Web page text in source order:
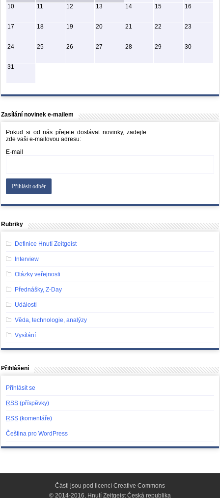
10 11 12 13 14 15 16
17 18 19 20 21 22 23
24 25 26 27 28 29 30
31
Zasílání novinek e-mailem
Pokud si od nás přejete dostávat novinky, zadejte
zde vaši e-mailovou adresu:
E-mail
Rubriky
Definice Hnutí Zeitgeist
Interview
Otázky veřejnosti
Přednášky, Z-Day
Události
Věda, technologie, analýzy
Vysílání
Přihlášení
Přihlásit se
RSS (příspěvky)
RSS (komentáře)
Čeština pro WordPress
Části jsou pod licencí Creative Commons
© 2014-2016, Hnutí Zeitgeist Česká republika